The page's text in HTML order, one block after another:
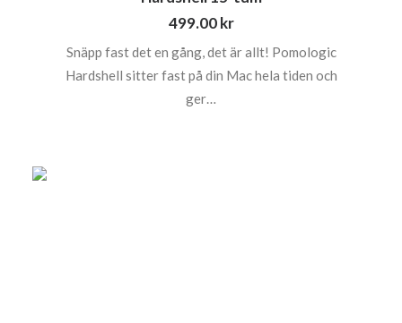
499.00kr
Snäpp fast det en gång, det är allt! Pomologic
Hardshell sitter fast på din Mac hela tiden och
ger…